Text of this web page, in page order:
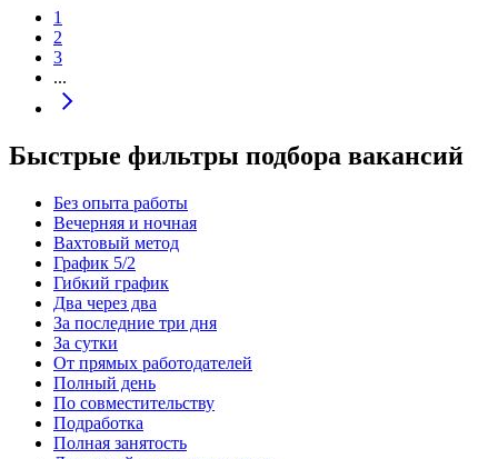
1
2
3
...
Быстрые фильтры подбора вакансий
Без опыта работы
Вечерняя и ночная
Вахтовый метод
График 5/2
Гибкий график
Два через два
За последние три дня
За сутки
От прямых работодателей
Полный день
По совместительству
Подработка
Полная занятость